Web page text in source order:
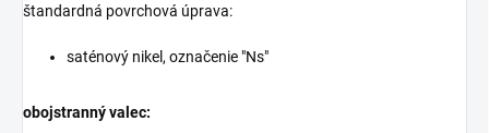
štandardná povrchová úprava:
saténový nikel, označenie "Ns"
obojstranný valec: